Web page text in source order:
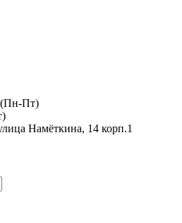
(Пн-Пт)
Намёткина, 14 корп.1